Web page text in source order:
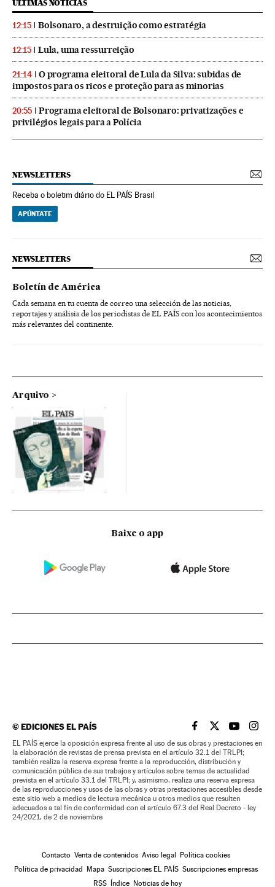
ÚLTIMAS NOTICIAS
12:15 Bolsonaro, a destruição como estratégia
12:15 Lula, uma ressurreição
21:14
O programa eleitoral de Lula da Silva: subidas de
impostos para os ricos e proteção para as minorias
20:55
Programa eleitoral de Bolsonaro: privatizações e
privilégios legais para a Polícia
NEWSLETTERS
Receba o boletim diário do EL PAÍS Brasil
APÚNTATE
NEWSLETTERS
Boletín de América
Cada semana en tu cuenta de correo una selección de las noticias,
reportajes y análisis de los periodistas de EL PAÍS con los acontecimientos
más relevantes del continente.
Arquivo
Baixe o app
©EDICIONES EL PAÍS EL PAÍS BRASIL EN
EL PAÍSEL PAÍS
EL
EL PAÍS ejerce la oposición expresa frente al uso de sus obras y prestaciones en
la elaboración de revistas de prensa prevista en el artículo 32.1 del TRLPI;
también realiza la reserva expresa frente a la reproducción, distribución y
comunicación pública de sus trabajos y artículos sobre temas de actualidad
prevista en el artículo 33.1 del TRLPI; y, asimismo, realiza una reserva expresa
de las reproducciones y usos de las obras y otras prestaciones accesibles desde
este sitio web a medios de lectura mecánica u otros medios que resulten
adecuados a tal fin de conformidad con el artículo 67.3 del Real Decreto - ley
24/2021, de 2 de noviembre
Contacto Venta de contenidos Aviso legal Política cookies
Política de privacidad Mapa Suscripciones EL PAÍS Suscripciones empresas
RSS Índice Noticias de hoy